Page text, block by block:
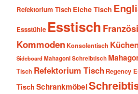
Refektorium Tisch Eiche Tisch
Essstühle Esstisch
Kommoden Konsolentisch
SideboardMahagoni Schreibtisch
Tisch Refektorium Tisch Regency
Tisch Schrankmöbel